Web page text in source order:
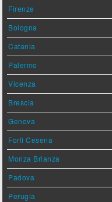
Firenze
Bologna
Catania
Palermo
Vicenza
Brescia
Genova
Forlì Cesena
Monza Brianza
Padova
Perugia